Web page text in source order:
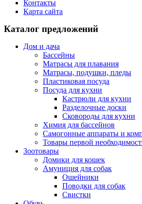
Контакты
Карта сайта
Каталог предложений
Дом и дача
Бассейны
Матрасы для плавания
Матрасы, подушки, пледы
Пластиковая посуда
Посуда для кухни
Кастрюли для кухни
Разделочные доски
Сковороды для кухни
Химия для бассейнов
Самогонные аппараты и
Товары первой
Зоотовары
Домики для кошек
Амуниция для собак
Ошейники
Поводки для собак
Свистки